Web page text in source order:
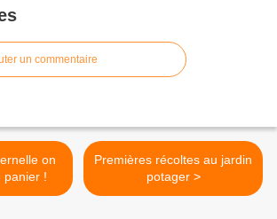
un commentaire
panier !
Premières récoltes au jardin
potager >